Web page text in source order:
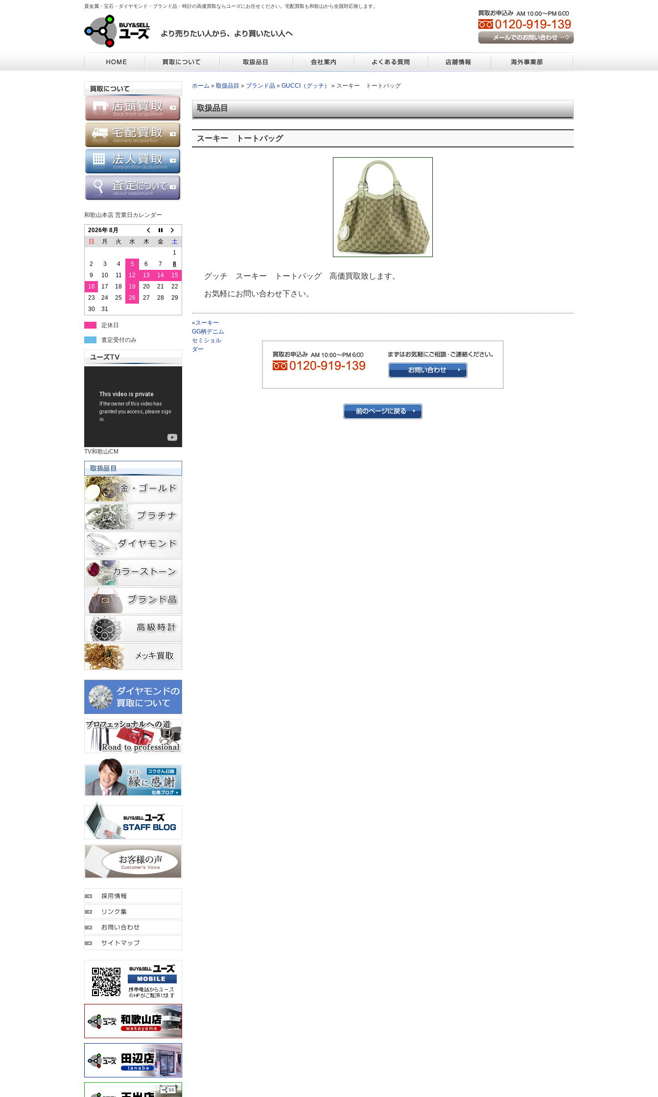
貴金属・宝石・ダイヤモンド・ブランド品・時計の高価買取ならユーズにお任せください。宅配買取も和歌山から全国対応致します。
ホーム » 取扱品目 » ブランド品 » GUCCI（グッチ） » スーキー トートバッグ
取扱品目
スーキー トートバッグ
グッチ スーキー トートバッグ 高価買取致します。
お気軽にお問い合わせ下さい。
«スーキー
GG柄デニム
セミショル
ダー
和歌山本店 営業日カレンダー
2026年 8月
日
月 火 水 木 金
土
1
2
3 4 5 6 7
8
9
10 11 12 13 14
15
16
17 18 19 20 21
22
23
24 25 26 27 28
29
30
31
定休日
査定受付のみ
TV和歌山CM